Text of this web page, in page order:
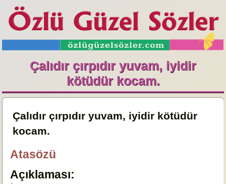
Çalıdır çırpıdır yuvam, iyidir
kötüdür kocam.
Çalıdır çırpıdır yuvam, iyidir kötüdür
kocam.
Atasözü
Açıklaması: